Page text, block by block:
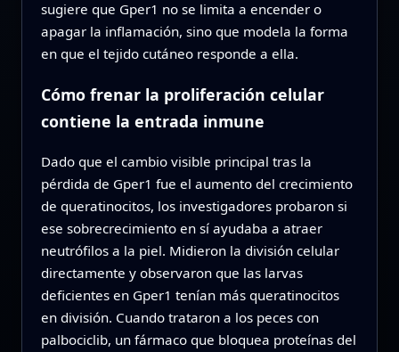
sugiere que Gper1 no se limita a encender o
apagar la inflamación, sino que modela la forma
en que el tejido cutáneo responde a ella.
Cómo frenar la proliferación celular
contiene la entrada inmune
Dado que el cambio visible principal tras la
pérdida de Gper1 fue el aumento del crecimiento
de queratinocitos, los investigadores probaron si
ese sobrecrecimiento en sí ayudaba a atraer
neutrófilos a la piel. Midieron la división celular
directamente y observaron que las larvas
deficientes en Gper1 tenían más queratinocitos
en división. Cuando trataron a los peces con
palbociclib, un fármaco que bloquea proteínas del